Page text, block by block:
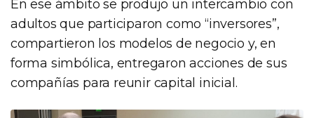
En ese ámbito se produjo un intercambio con
adultos que participaron como “inversores”,
compartieron los modelos de negocio y, en
forma simbólica, entregaron acciones de sus
compañías para reunir capital inicial.